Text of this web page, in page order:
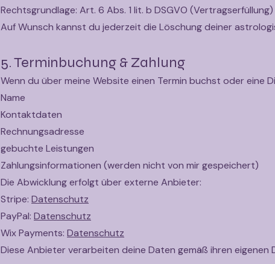
Rechtsgrundlage: Art. 6 Abs. 1 lit. b DSGVO (Vertragserfüllung)
Auf Wunsch kannst du jederzeit die Löschung deiner
5. Terminbuchung & Zahlung
Wenn du über meine Website einen Termin buchst oder
Name
Kontaktdaten
Rechnungsadresse
gebuchte Leistungen
Zahlungsinformationen (werden nicht von mir gespeichert)
Die Abwicklung erfolgt über externe Anbieter:
Stripe: Datenschutz
PayPal: Datenschutz
Wix Payments: Datenschutz
Diese Anbieter verarbeiten deine Daten gemäß ihren eigenen